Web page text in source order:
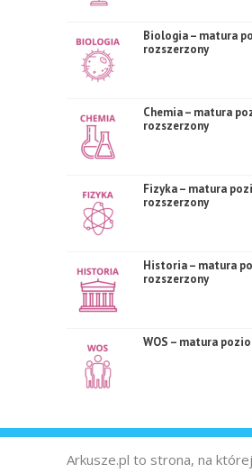
Biologia – matura
rozszerzony
Chemia – matura
rozszerzony
Fizyka – matura
rozszerzony
Historia – matura
rozszerzony
WOS – matura
Arkusze.pl to strona, na